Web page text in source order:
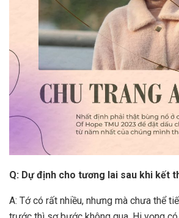
Q: Dự định cho tương lai sau khi kết
A: Tớ có rất nhiều, nhưng mà chưa thể